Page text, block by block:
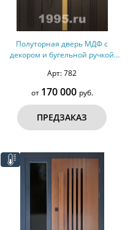
Полуторная дверь МДФ с
декором и бугельной ручкой
Арт: 782
от 170 000 руб.
ПРЕДЗАКАЗ